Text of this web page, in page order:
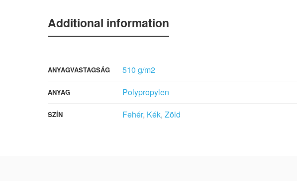
Additional information
ANYAGVASTAGSÁG 510 g/m2
ANYAG Polypropylen
SZÍN Fehér, Kék, Zöld